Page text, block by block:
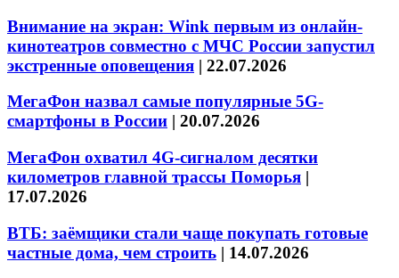
Внимание на экран: Wink первым из онлайн-
кинотеатров совместно с МЧС России запустил
экстренные оповещения | 22.07.2026
МегаФон назвал самые популярные 5G-
смартфоны в России | 20.07.2026
МегаФон охватил 4G-сигналом десятки
километров главной трассы Поморья |
17.07.2026
ВТБ: заёмщики стали чаще покупать готовые
частные дома, чем строить | 14.07.2026